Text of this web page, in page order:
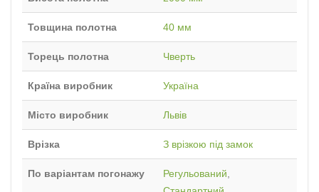
Товщина полотна 40 мм
Торець полотна Чверть
Країна виробник Україна
Місто виробник Львів
Врізка З врізкою під замок
По варіантам погонажу Регульований,